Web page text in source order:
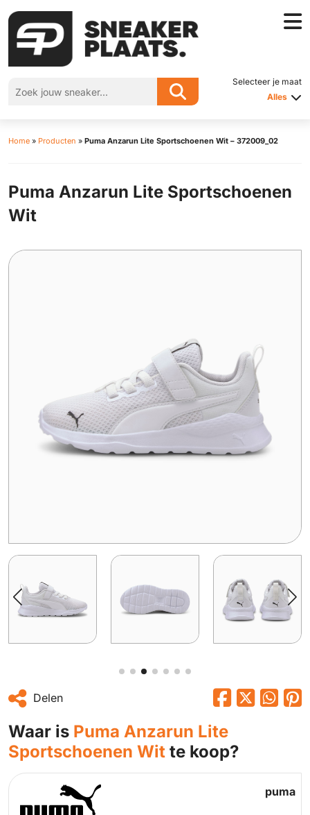
Selecteer je maat
Alles
Home » Producten » Puma Anzarun Lite Sportschoenen Wit – 372009_02
Puma Anzarun Lite Sportschoenen
Wit
Delen
Waar is Puma Anzarun Lite
Sportschoenen Wit te koop?
puma